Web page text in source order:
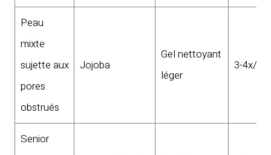
Peau
mixte
sujette aux
pores
obstrués
Jojoba
Gel nettoyant
léger
3-4x/
Senior